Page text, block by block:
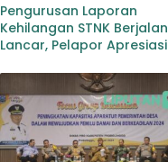
Pengurusan Laporan
Kehilangan STNK Berjalan
Lancar, Pelapor Apresiasi